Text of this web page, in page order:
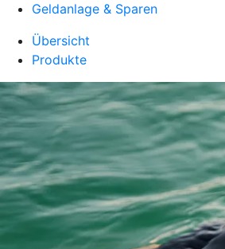
Geldanlage & Sparen
Übersicht
Produkte